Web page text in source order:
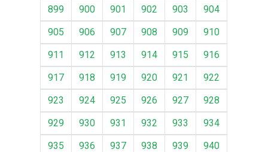
899
900 901 902 903
904
905
906 907 908 909
910
911
912 913 914 915
916
917
918 919 920 921
922
923
924 925 926 927
928
929
930 931 932 933
934
935
936 937 938 939
940